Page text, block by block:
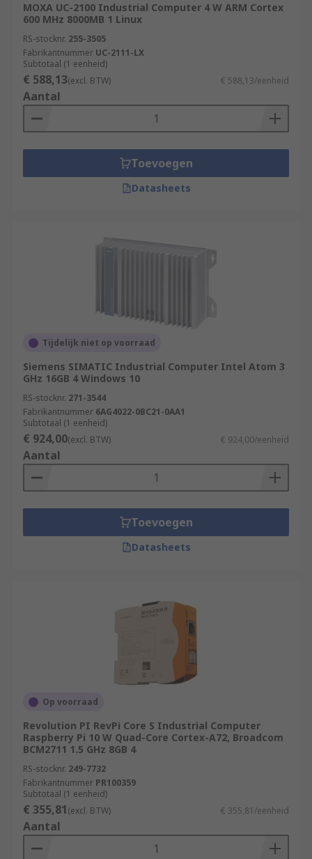
MOXA UC-2100 Industrial Computer 4 W ARM Cortex
600 MHz 8000MB 1 Linux
RS-stocknr. 255-3505
Fabrikantnummer UC-2111-LX
Subtotaal (1 eenheid)
€ 588,13(excl. BTW) € 588,13/eenheid
Aantal
Toevoegen
Datasheets
Tijdelijk niet op voorraad
Siemens SIMATIC Industrial Computer Intel Atom 3
GHz 16GB 4 Windows 10
RS-stocknr. 271-3544
Fabrikantnummer 6AG4022-0BC21-0AA1
Subtotaal (1 eenheid)
€ 924,00(excl. BTW) € 924,00/eenheid
Aantal
Toevoegen
Datasheets
Op voorraad
Revolution PI RevPi Core S Industrial Computer
Raspberry Pi 10 W Quad-Core Cortex-A72, Broadcom
BCM2711 1.5 GHz 8GB 4
RS-stocknr. 249-7732
Fabrikantnummer PR100359
Subtotaal (1 eenheid)
€ 355,81(excl. BTW) € 355,81/eenheid
Aantal